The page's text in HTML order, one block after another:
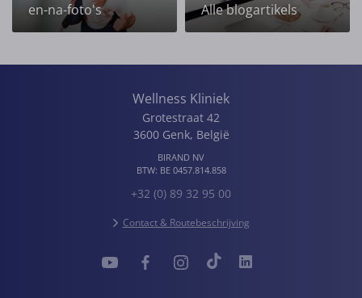
en-na-foto's
Alle blogartikels
Wellness Kliniek
Grotestraat 42
3600 Genk, België
BIRAND NV
BTW: BE 0457.814.858
+32 (0) 89 32 95 00
Contact & Routebeschrijving